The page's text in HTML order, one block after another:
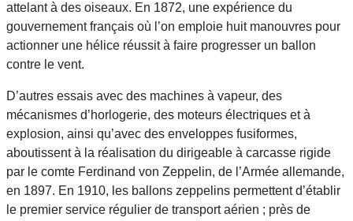
attelant à des oiseaux. En 1872, une expérience du
gouvernement français où l’on emploie huit manouvres pour
actionner une hélice réussit à faire progresser un ballon
contre le vent.
D’autres essais avec des machines à vapeur, des
mécanismes d’horlogerie, des moteurs électriques et à
explosion, ainsi qu’avec des enveloppes fusiformes,
aboutissent à la réalisation du dirigeable à carcasse rigide
par le comte Ferdinand von Zeppelin, de l’Armée allemande,
en 1897. En 1910, les ballons zeppelins permettent d’établir
le premier service régulier de transport aérien ; près de